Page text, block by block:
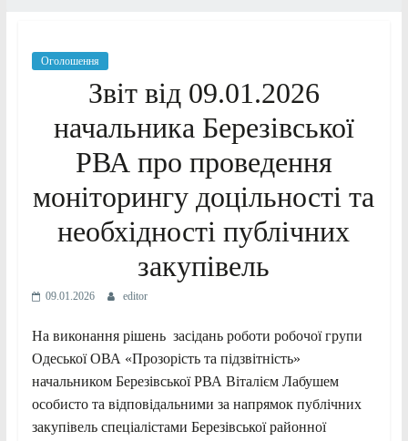
Оголошення
Звіт від 09.01.2026
начальника Березівської
РВА про проведення
моніторингу доцільності та
необхідності публічних
закупівель
09.01.2026 editor
На виконання рішень засідань роботи робочої групи
Одеської ОВА «Прозорість та підзвітність»
начальником Березівської РВА Віталієм Лабушем
особисто та відповідальними за напрямок публічних
закупівель спеціалістами Березівської районної